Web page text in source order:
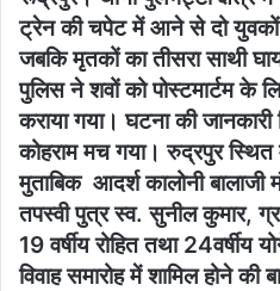
ट्रेन की चपेट में आने से दो युवकों
जबकि मृतकों का तीसरा साथी
पुलिस ने शवों को पोस्टमार्टम के
कराया गया। घटना की
कोहराम मच गया। रुद्रपुर स्थित
मुताबिक आदर्श कालोनी बालाजी
तपस्वी पुत्र स्व. सुनील कुमार,
19 वर्षीय रोहित तथा 24वर्षीय
विवाह समारोह में शामिल होने